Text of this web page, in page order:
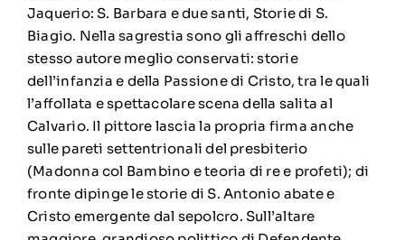
Jaquerio: S. Barbara e due santi, Storie di S.
Biagio. Nella sagrestia sono gli affreschi dello
stesso autore meglio conservati: storie
dell’infanzia e della Passione di Cristo, tra le quali
l’affollata e spettacolare scena della salita al
Calvario. Il pittore lascia la propria firma anche
sulle pareti settentrionali del presbiterio
(Madonna col Bambino e teoria di re e profeti); di
fronte dipinge le storie di S. Antonio abate e
Cristo emergente dal sepolcro. Sull’altare